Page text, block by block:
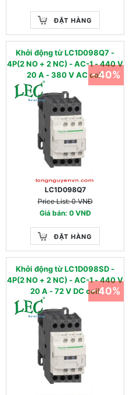
ĐẶT HÀNG
Khởi động từ LC1D098Q7 -
4P(2 NO + 2 NC) - AC-1 - 440 V
20 A - 380 V AC coil
LC1D098Q7
Price List: 0 VNĐ
Giá bán: 0 VNĐ
ĐẶT HÀNG
- 40%
Khởi động từ LC1D098SD -
4P(2 NO + 2 NC) - AC-1 - 440 V
20 A - 72 V DC coil- 40%